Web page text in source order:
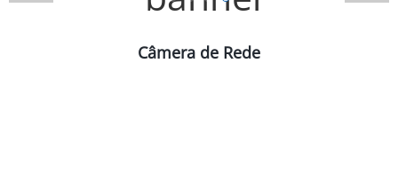
Câmera de Rede